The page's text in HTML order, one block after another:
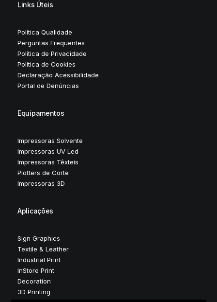
Links Úteis
Política Qualidade
Perguntas Frequentes
Política de Privacidade
Política de Cookies
Declaração Acessibilidade
Portal de Denúncias
Equipamentos
Impressoras Solvente
Impressoras UV Led
Impressoras Têxteis
Plotters de Corte
Impressoras 3D
Aplicações
Sign Graphics
Textile & Leather
Industrial Print
InStore Print
Decoration
3D Printing